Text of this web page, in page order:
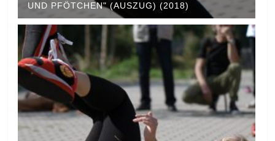
ND PFÖTCHEN" (AUSZUG) (2018)